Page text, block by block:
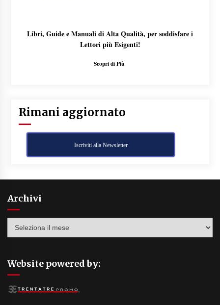
Libri, Guide e Manuali di Alta Qualità, per soddisfare i
Lettori più Esigenti!
Scopri di Più
Rimani aggiornato
Iscriviti alla Newsletter
Archivi
Website powered by: